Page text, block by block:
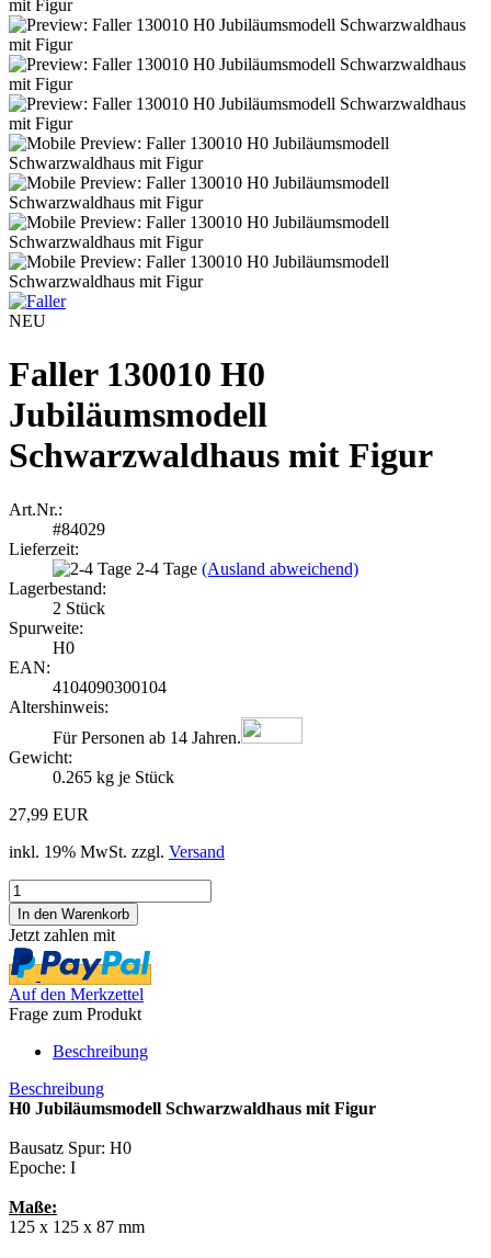
NEU
Faller 130010 H0
Jubiläumsmodell
Schwarzwaldhaus mit Figur
Art.Nr.:
#84029
Lieferzeit:
2-4 Tage (Ausland abweichend)
Lagerbestand:
2 Stück
Spurweite:
H0
EAN:
4104090300104
Altershinweis:
Für Personen ab 14 Jahren.
Gewicht:
0.265 kg je Stück
27,99 EUR
inkl. 19% MwSt. zzgl. Versand
Jetzt zahlen mit
Auf den Merkzettel
Frage zum Produkt
Beschreibung
Beschreibung
H0 Jubiläumsmodell Schwarzwaldhaus mit Figur
Bausatz Spur: H0
Epoche: I
Maße:
125 x 125 x 87 mm